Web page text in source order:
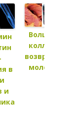
в
и
Волшебный
коллаген —
возвращение
молодости!